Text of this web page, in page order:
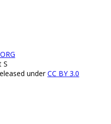
S
underCC BY 3.0